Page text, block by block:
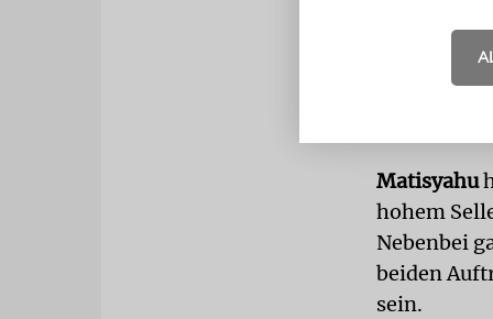
kennen,
macht
Matisyahu
hohem
Nebenbei
beiden
sein.